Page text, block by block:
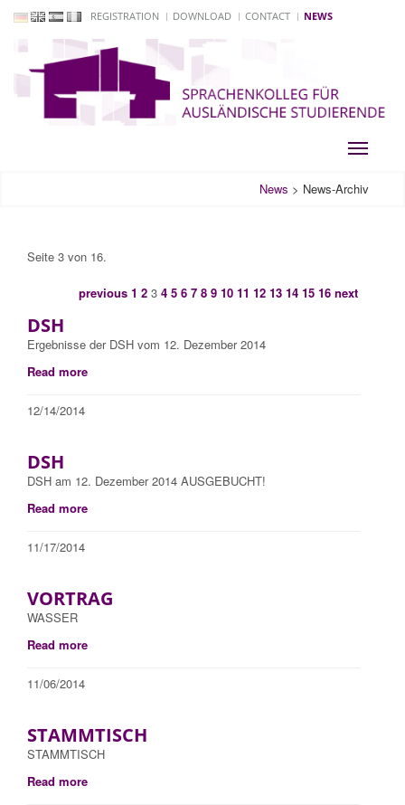
REGISTRATION DOWNLOAD CONTACT NEWS
Toggle
News > News-Archiv
Seite 3 von 16.
previous 1 2 3 4 5 6 7 8 9 10 11 12 13 14 15 16 next
DSH
Ergebnisse der DSH vom 12. Dezember 2014
Read more
12/14/2014
DSH
DSH am 12. Dezember 2014 AUSGEBUCHT!
Read more
11/17/2014
VORTRAG
WASSER
Read more
11/06/2014
STAMMTISCH
STAMMTISCH
Read more